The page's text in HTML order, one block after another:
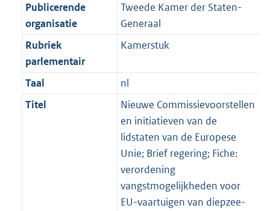
Publicerende
organisatie
Tweede Kamer der Staten-
Generaal
Rubriek
parlementair
Kamerstuk
Taal
nl
Titel
Nieuwe Commissievoorstellen
en initiatieven van de
lidstaten van de Europese
Unie; Brief regering; Fiche:
verordening
vangstmogelijkheden voor
EU-vaartuigen van diepzee-